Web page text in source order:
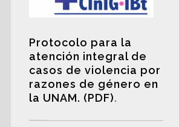
Protocolo para la
atención integral de
casos de violencia por
razones de género en
la UNAM. (PDF).